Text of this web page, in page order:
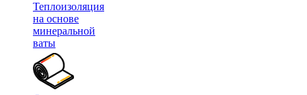
Теплоизоляция
на основе
минеральной
ваты